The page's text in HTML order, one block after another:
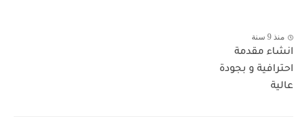
منذ 9 سنة
انشاء مقدمة
احترافية و بجودة
عالية